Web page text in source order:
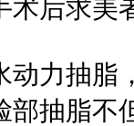
术后求美
动力抽脂
部抽脂不